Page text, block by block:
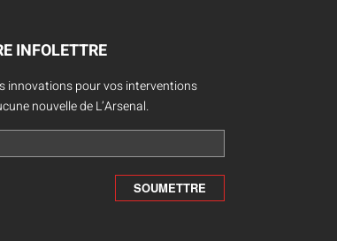
INFOLETTRE
innovations pour vos interventions
nouvelle de L’Arsenal.